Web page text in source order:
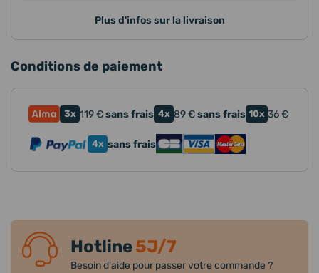
Plus d'infos sur la livraison
Conditions de paiement
3x 119€sans frais 4x 89€sans frais 10x 36€
4x sans frais
Hotline5J/7
Besoin d'aide pour passer votre commande ?